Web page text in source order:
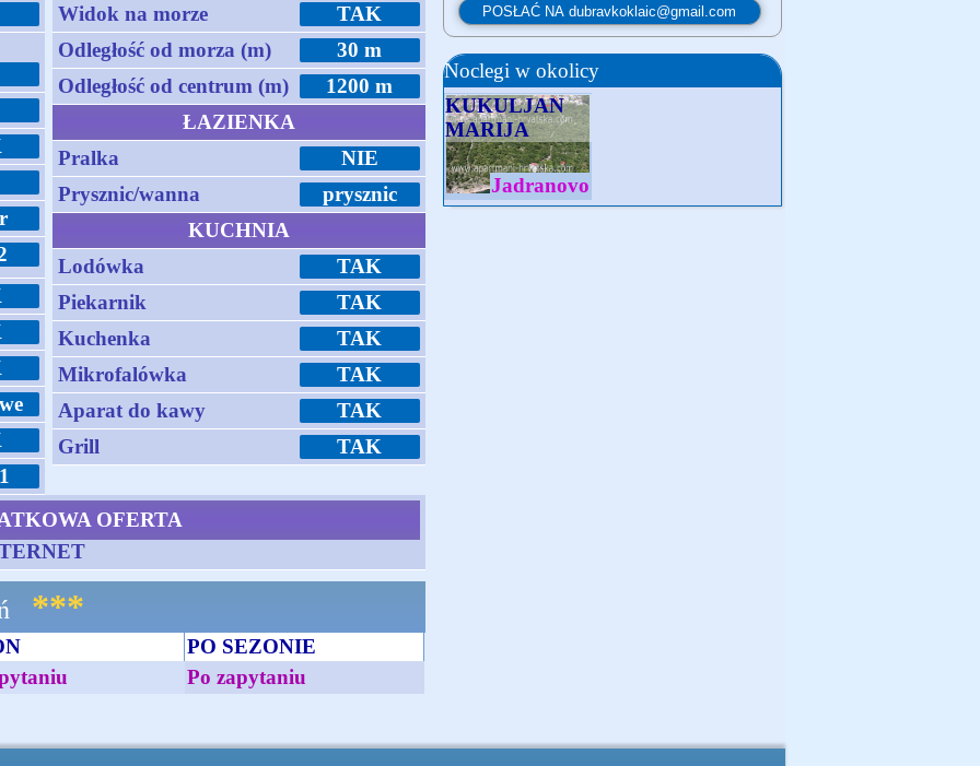
Widok na morze
TAK
Odległość od morza (m)
30 m
Odległość od centrum (m)
1200 m
ŁAZIENKA
Pralka
NIE
Prysznic/wanna
prysznic
KUCHNIA
Lodówka
TAK
Piekarnik
TAK
Kuchenka
TAK
Mikrofalówka
TAK
Aparat do kawy
TAK
Grill
TAK
OFERTA
***
PO SEZONIE
Po zapytaniu
Noclegi w okolicy
KUKULJAN
MARIJA
Jadranovo